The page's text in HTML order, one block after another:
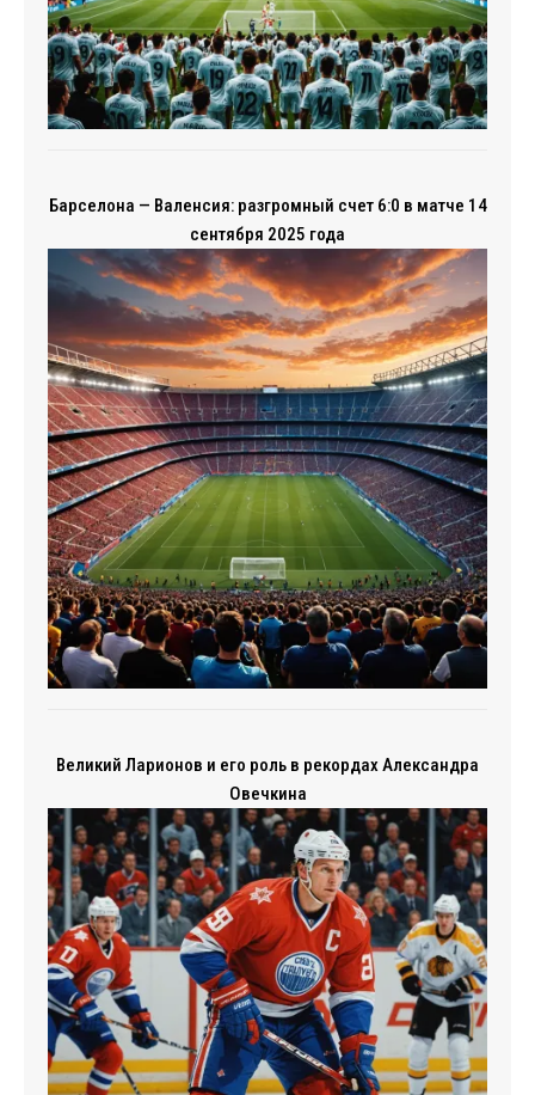
Барселона — Валенсия: разгромный счет 6:0 в матче 14
сентября 2025 года
Великий Ларионов и его роль в рекордах Александра
Овечкина